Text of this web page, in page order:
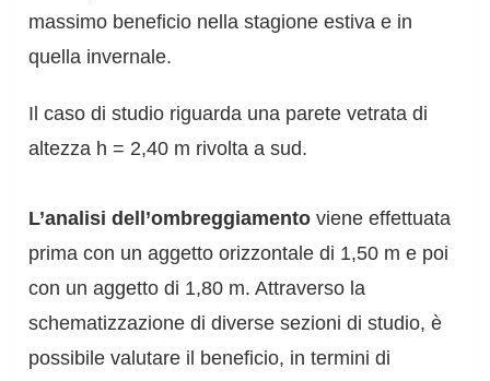
massimo beneficio nella stagione estiva e in
quella invernale.
Il caso di studio riguarda una parete vetrata di
altezza h = 2,40 m rivolta a sud.
L’analisi dell’ombreggiamento viene effettuata
prima con un aggetto orizzontale di 1,50 m e poi
con un aggetto di 1,80 m. Attraverso la
schematizzazione di diverse sezioni di studio, è
possibile valutare il beneficio, in termini di